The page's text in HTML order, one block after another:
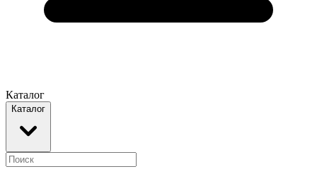
Каталог
Каталог